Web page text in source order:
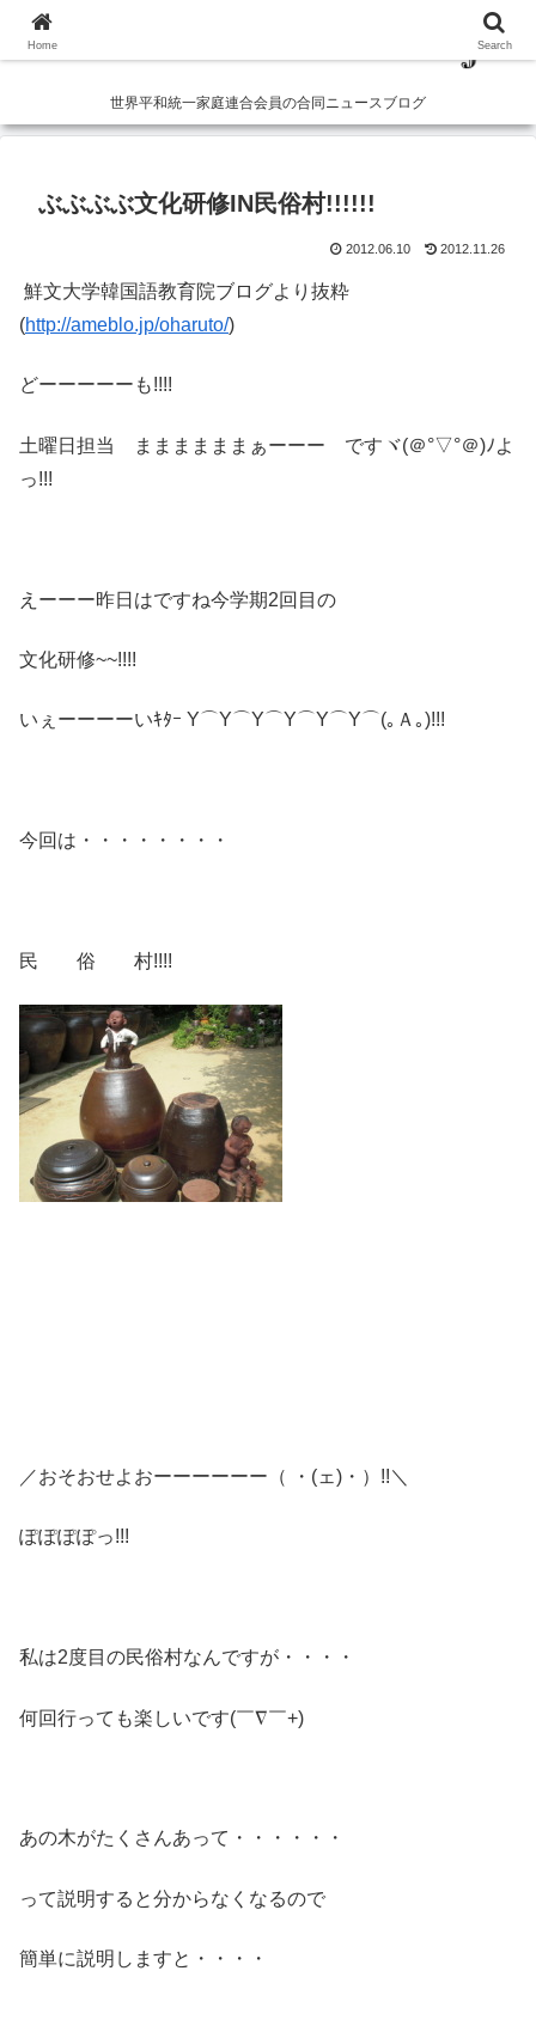
世界平和統一家庭連合会員の合同ニュースブログ
ぶぶぶぶ文化研修IN民俗村!!!!!!
2012.06.10 2012.11.26
鮮文大学韓国語教育院ブログより抜粋
(http://ameblo.jp/oharuto/)
どーーーーーも!!!!
土曜日担当 ままままままぁーーー ですヾ(＠°▽°＠)ﾉよ
っ!!!
えーーー昨日はですね今学期2回目の
文化研修~~!!!!
いぇーーーーいｷﾀｰ Y⌒Y⌒Y⌒Y⌒Y⌒Y⌒(｡Ａ｡)!!!
今回は・・・・・・・・
民 俗 村!!!!
／おそおせよおーーーーーー（ ・(ェ)・）!!＼
ぽぽぽぽっ!!!
私は2度目の民俗村なんですが・・・・
何回行っても楽しいです(￣∇￣+)
あの木がたくさんあって・・・・・・
って説明すると分からなくなるので
簡単に説明しますと・・・・
Home Search